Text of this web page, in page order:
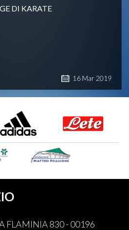
DI KARATE
16 Mar 2019
FLAMINIA 830 - 00196